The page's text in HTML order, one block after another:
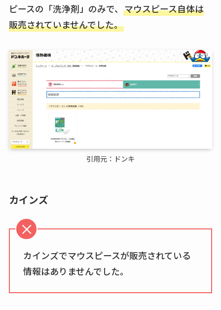
ピースの「洗浄剤」のみで、 マウスピース自体は
販売されていませんでした。
引用元：ドンキ
カインズ
カインズでマウスピースが販売されている
情報はありませんでした。